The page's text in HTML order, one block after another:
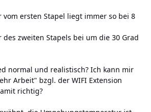
vom ersten Stapel liegt immer so bei 8
des zweiten Stapels bei um die 30 Grad
normal und realistisch? Ich kann mir
Arbeit" bzgl. der WIFI Extension
richtig?